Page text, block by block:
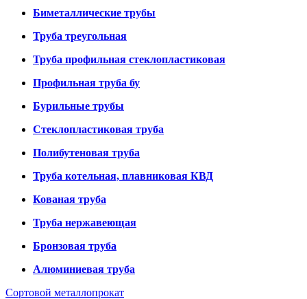
Биметаллические трубы
Труба треугольная
Труба профильная стеклопластиковая
Профильная труба бу
Бурильные трубы
Стеклопластиковая труба
Полибутеновая труба
Труба котельная, плавниковая КВД
Кованая труба
Труба нержавеющая
Бронзовая труба
Алюминиевая труба
Сортовой металлопрокат